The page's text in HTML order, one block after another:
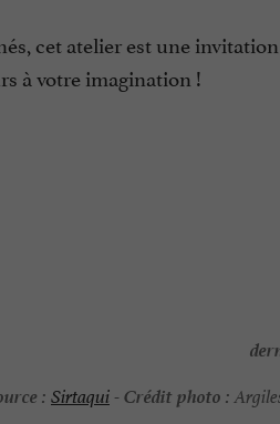
cet atelier est une
à votre imagination !
: Sirtaqui-Crédit photo :